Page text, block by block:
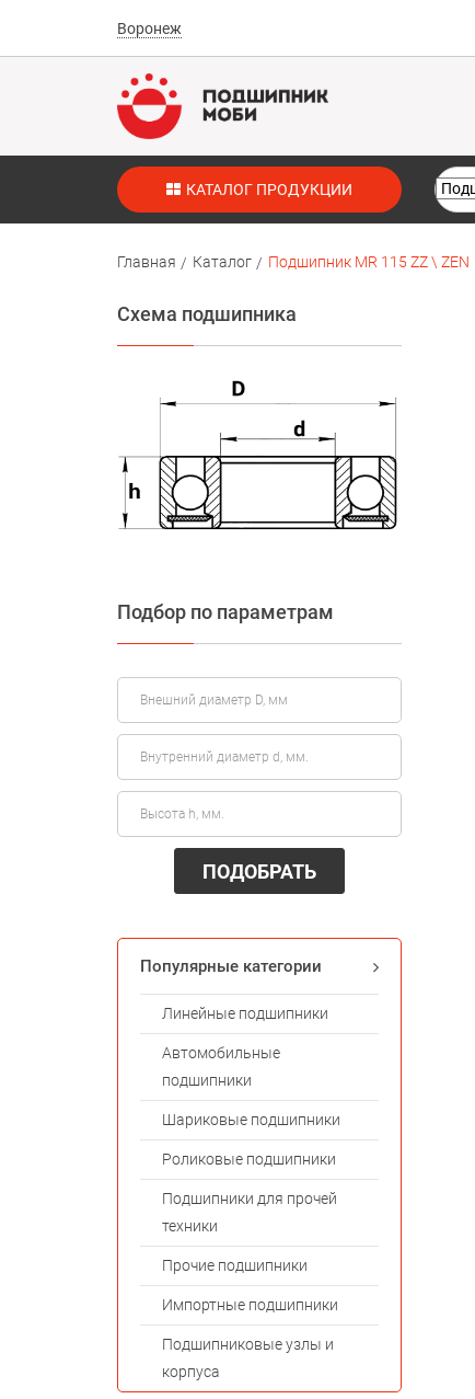
Воронеж
КАТАЛОГ ПРОДУКЦИИ
Главная Каталог Подшипник MR 115 ZZ \ ZEN
Схема подшипника
Подбор по параметрам
ПОДОБРАТЬ
Популярные категории
Линейные подшипники
Автомобильные
подшипники
Шариковые подшипники
Роликовые подшипники
Подшипники для прочей
техники
Прочие подшипники
Импортные подшипники
Подшипниковые узлы и
корпуса